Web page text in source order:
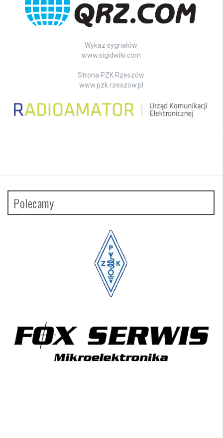
Wykaz sygnałów
www.sigidwiki.com
Strona PZK Rzeszów
www.pzk.rzeszow.pl
Polecamy